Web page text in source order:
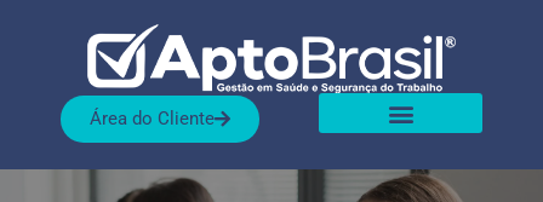
Área do Cliente